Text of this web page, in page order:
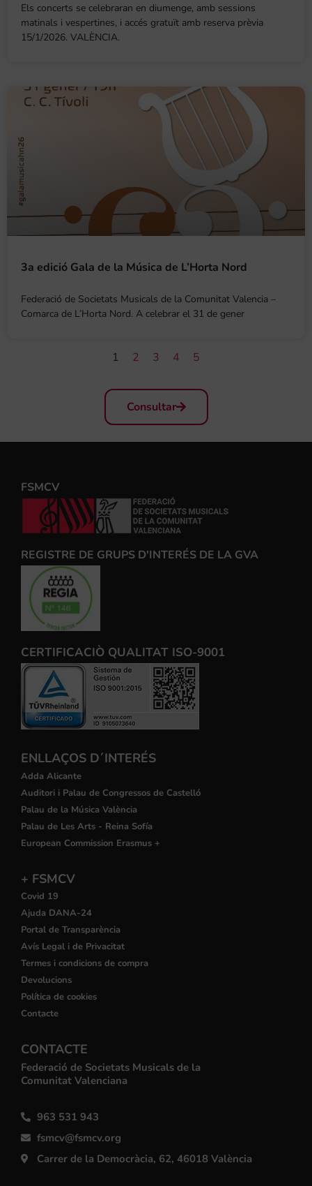
Els concerts se celebraran en diumenge, amb sessions
matinals i vespertines, i accés gratuït amb reserva prèvia
15/1/2026. VALÈNCIA.
3a edició Gala de la Música de L’Horta Nord
Federació de Societats Musicals de la Comunitat Valencia –
Comarca de L’Horta Nord. A celebrar el 31 de gener
1 2 3 4 5
Consultar
FSMCV
REGISTRE DE GRUPS D'INTERÉS DE LA GVA
CERTIFICACIÒ QUALITAT ISO-9001
ENLLAÇOS D´INTERÉS
Adda Alicante
Auditori i Palau de Congressos de Castelló
Palau de la Música València
Palau de Les Arts - Reina Sofía
European Commission Erasmus +
+ FSMCV
Covid 19
Ajuda DANA-24
Portal de Transparència
Avís Legal i de Privacitat
Termes i condicions de compra
Devolucions
Política de cookies
Contacte
CONTACTE
Federació de Societats Musicals de la
Comunitat Valenciana
963 531 943
fsmcv@fsmcv.org
Carrer de la Democràcia, 62, 46018 València